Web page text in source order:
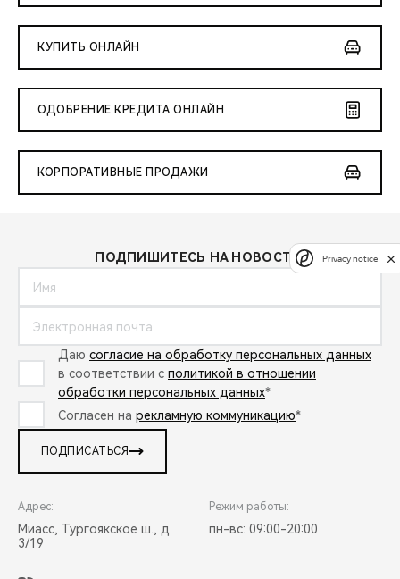
КУПИТЬ ОНЛАЙН
ОДОБРЕНИЕ КРЕДИТА ОНЛАЙН
КОРПОРАТИВНЫЕ ПРОДАЖИ
ПОДПИШИТЕСЬ НА НОВОСТИ:
Даю согласие на обработку персональных данных
в соответствии с политикой в отношении
обработки персональных данных*
Согласен на рекламную коммуникацию*
ПОДПИСАТЬСЯ
Адрес:
Миасс, Тургоякское ш., д.
3/19
Режим работы:
пн-вс: 09:00-20:00
Privacy notice